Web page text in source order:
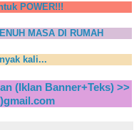
POWER!!!
MASA DI RUMAH
kali...
(Iklan Banner+Teks) >>